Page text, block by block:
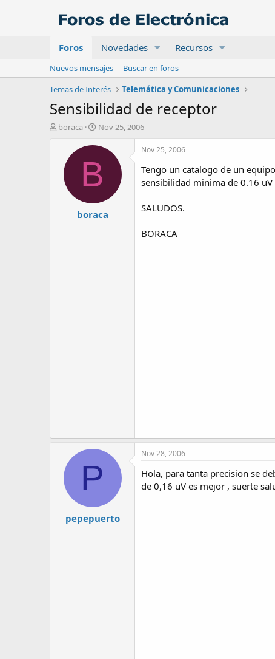
Foros Novedades Recursos
Nuevos mensajes
Buscar en foros
Temas de Interés
Telemática y Comunicaciones
Sensibilidad de receptor
A
boraca
F
c
a
d
i
n
Nov 25, 2006
B
boraca
Nov 25, 2006
Tengo un catalogo de un
sensibilidad minima de 0.16
SALUDOS.
BORACA
P
pepepuerto
Nov 28, 2006
Hola, para tanta precision se
de 0,16 uV es mejor , suerte